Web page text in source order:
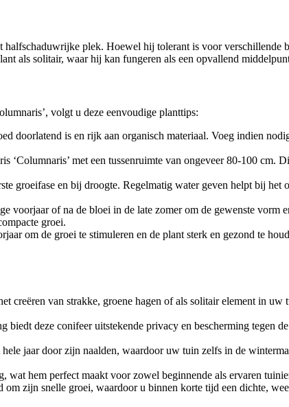
halfschaduwrijke plek. Hoewel hij tolerant is voor
als solitair, waar hij kan fungeren als een opvallend
volgt u deze eenvoudige planttips:
doorlatend is en rijk aan organisch materiaal. Voeg indien
‘Columnaris’ met een tussenruimte van ongeveer 80-100
groeifase en bij droogte. Regelmatig water geven helpt bij
voorjaar of na de bloei in de late zomer om de gewenste
groei.
om de groei te stimuleren en de plant sterk en gezond te
creëren van strakke, groene hagen of als solitair element in
biedt deze conifeer uitstekende privacy en bescherming tegen
hele jaar door zijn naalden, waardoor uw tuin zelfs in de
wat hem perfect maakt voor zowel beginnende als ervaren
om zijn snelle groei, waardoor u binnen korte tijd een dichte,